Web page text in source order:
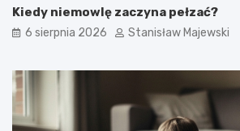
Kiedy niemowlę zaczyna pełzać?
6 sierpnia 2026 Stanisław Majewski